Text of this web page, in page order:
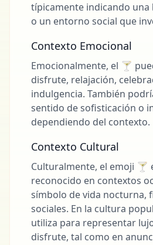
típicamente indicando una
o un entorno social que
Contexto Emocional
Emocionalmente, el 🍸
disfrute, relajación,
indulgencia. También
sentido de sofisticación o
dependiendo del contexto.
Contexto Cultural
Culturalmente, el emoji 🍸
reconocido en contextos
símbolo de vida nocturna,
sociales. En la cultura
utiliza para representar
disfrute, tal como en